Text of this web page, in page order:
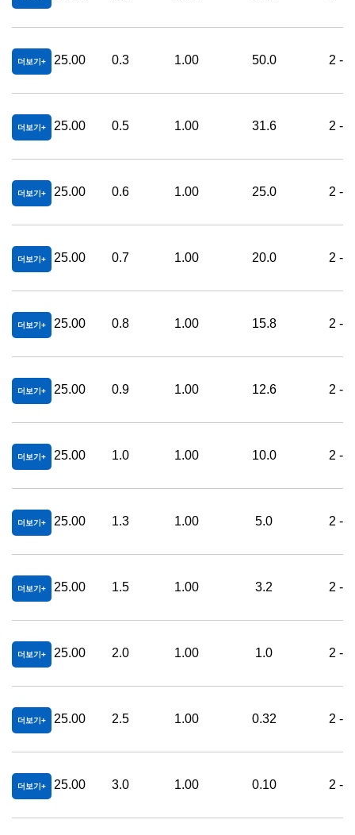
더보기 25.00 0.3 1.00 50.0 2 -
더보기 25.00 0.5 1.00 31.6 2 -
더보기 25.00 0.6 1.00 25.0 2 -
더보기 25.00 0.7 1.00 20.0 2 -
더보기 25.00 0.8 1.00 15.8 2 -
더보기 25.00 0.9 1.00 12.6 2 -
더보기 25.00 1.0 1.00 10.0 2 -
더보기 25.00 1.3 1.00 5.0 2 -
더보기 25.00 1.5 1.00 3.2 2 -
더보기 25.00 2.0 1.00 1.0 2 -
더보기 25.00 2.5 1.00 0.32 2 -
더보기 25.00 3.0 1.00 0.10 2 -